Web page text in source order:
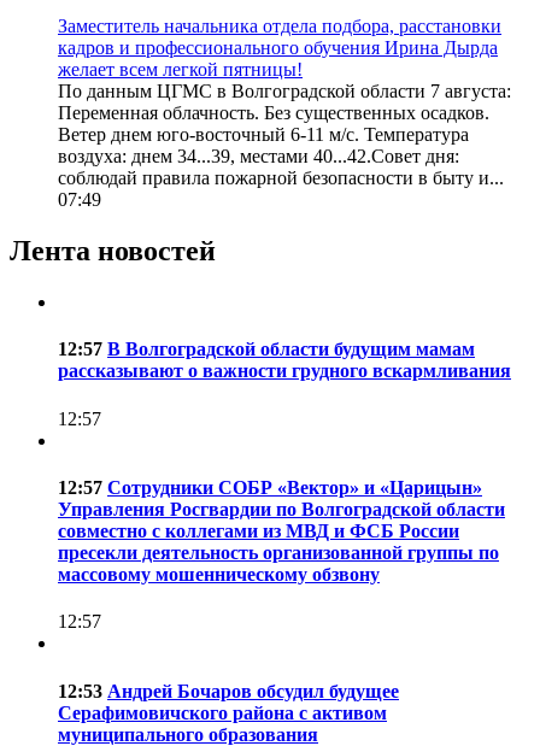
Заместитель начальника отдела подбора, расстановки
кадров и профессионального обучения Ирина Дырда
желает всем легкой пятницы!
По данным ЦГМС в Волгоградской области 7 августа:
Переменная облачность. Без существенных осадков.
Ветер днем юго-восточный 6-11 м/с. Температура
воздуха: днем 34...39, местами 40...42.Совет дня:
соблюдай правила пожарной безопасности в быту и...
07:49
Лента новостей
12:57 В Волгоградской области будущим мамам
рассказывают о важности грудного вскармливания
12:57
12:57 Сотрудники СОБР «Вектор» и «Царицын»
Управления Росгвардии по Волгоградской области
совместно с коллегами из МВД и ФСБ России
пресекли деятельность организованной группы по
массовому мошенническому обзвону
12:57
12:53 Андрей Бочаров обсудил будущее
Серафимовичского района с активом
муниципального образования